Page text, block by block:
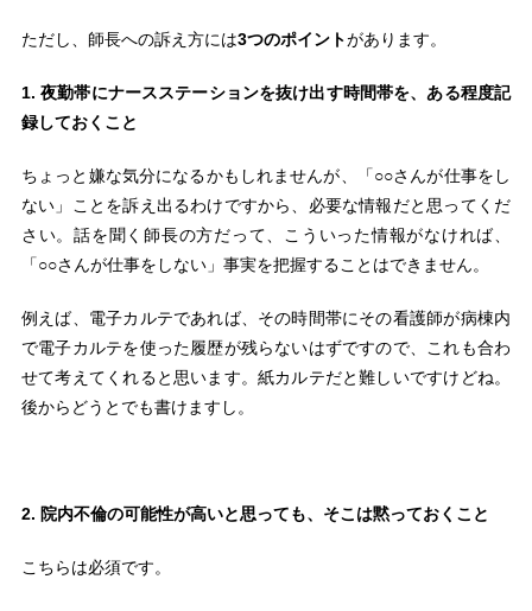
ただし、師長への訴え方には3つのポイントがあります。
1. 夜勤帯にナースステーションを抜け出す時間帯を、ある程度記
録しておくこと
ちょっと嫌な気分になるかもしれませんが、「○○さんが仕事をし
ない」ことを訴え出るわけですから、必要な情報だと思ってくだ
さい。話を聞く師長の方だって、こういった情報がなければ、
「○○さんが仕事をしない」事実を把握することはできません。
例えば、電子カルテであれば、その時間帯にその看護師が病棟内
で電子カルテを使った履歴が残らないはずですので、これも合わ
せて考えてくれると思います。紙カルテだと難しいですけどね。
後からどうとでも書けますし。
2. 院内不倫の可能性が高いと思っても、そこは黙っておくこと
こちらは必須です。